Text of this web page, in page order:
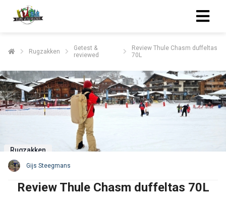
Rugzakken
Getest &
reviewed
Review Thule Chasm duffeltas
70L
Rugzakken
Gijs Steegmans
Review Thule Chasm duffeltas 70L